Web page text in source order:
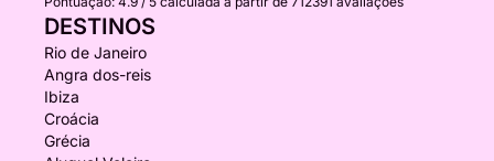
DESTINOS
Rio de Janeiro
Angra dos-reis
Ibiza
Croácia
Grécia